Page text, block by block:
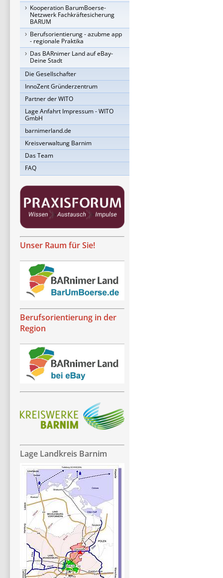
Kooperation BarumBoerse-
Netzwerk Fachkräftesicherung
BARUM
Berufsorientierung - azubme app
- regionale Praktika
Das BARnimer Land auf eBay-
Deine Stadt
Die Gesellschafter
InnoZent Gründerzentrum
Partner der WITO
Lage Anfahrt Impressum - WITO
GmbH
barnimerland.de
Kreisverwaltung Barnim
Das Team
FAQ
Unser Raum für Sie!
Berufsorientierung in der
Region
Lage Landkreis Barnim